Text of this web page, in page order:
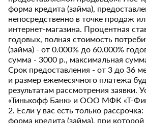
форма кредита (займа),
непосредственно в точке продаж
интернет-магазина. Процентная
годовых, полная стоимость
(займа) - от 0.000% до 60.000%
сумма - 3000 р., максимальная
Срок предоставления - от 3 до 36
и размер ежемесячного платежа
результатам рассмотрения заявки.
«Тинькофф Банк» и ООО МФК «Т-
2. Если у вас есть только
форма кредита (займа), при